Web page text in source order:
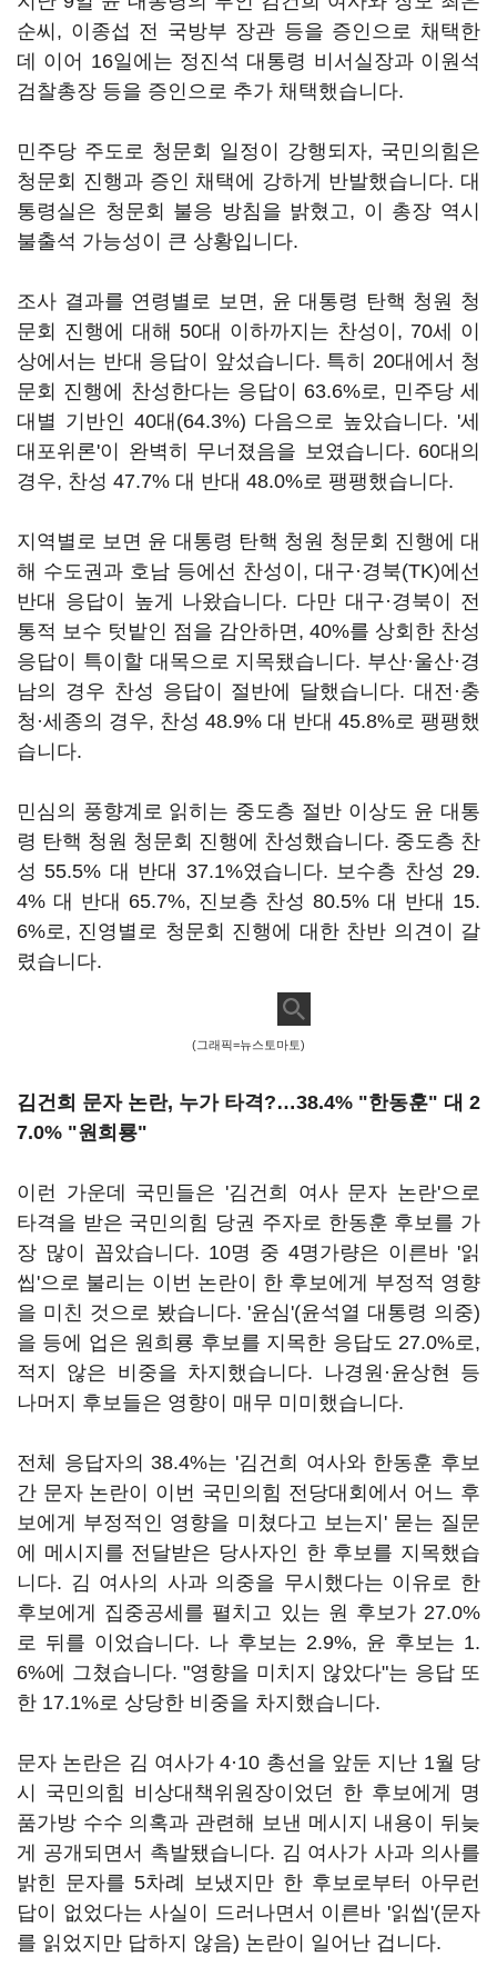
순씨, 이종섭 전 국방부 장관 등을 증인으로 채택한
데 이어 16일에는 정진석 대통령 비서실장과 이원석
검찰총장 등을 증인으로 추가 채택했습니다.
민주당 주도로 청문회 일정이 강행되자, 국민의힘은
청문회 진행과 증인 채택에 강하게 반발했습니다. 대
통령실은 청문회 불응 방침을 밝혔고, 이 총장 역시
불출석 가능성이 큰 상황입니다.
조사 결과를 연령별로 보면, 윤 대통령 탄핵 청원 청
문회 진행에 대해 50대 이하까지는 찬성이, 70세 이
상에서는 반대 응답이 앞섰습니다. 특히 20대에서 청
문회 진행에 찬성한다는 응답이 63.6%로, 민주당 세
대별 기반인 40대(64.3%) 다음으로 높았습니다. '세
대포위론'이 완벽히 무너졌음을 보였습니다. 60대의
경우, 찬성 47.7% 대 반대 48.0%로 팽팽했습니다.
지역별로 보면 윤 대통령 탄핵 청원 청문회 진행에 대
해 수도권과 호남 등에선 찬성이, 대구·경북(TK)에선
반대 응답이 높게 나왔습니다. 다만 대구·경북이 전
통적 보수 텃밭인 점을 감안하면, 40%를 상회한 찬성
응답이 특이할 대목으로 지목됐습니다. 부산·울산·경
남의 경우 찬성 응답이 절반에 달했습니다. 대전·충
청·세종의 경우, 찬성 48.9% 대 반대 45.8%로 팽팽했
습니다.
민심의 풍향계로 읽히는 중도층 절반 이상도 윤 대통
령 탄핵 청원 청문회 진행에 찬성했습니다. 중도층 찬
성 55.5% 대 반대 37.1%였습니다. 보수층 찬성 29.
4% 대 반대 65.7%, 진보층 찬성 80.5% 대 반대 15.
6%로, 진영별로 청문회 진행에 대한 찬반 의견이 갈
렸습니다.
(그래픽=뉴스토마토)
김건희 문자 논란, 누가 타격?…38.4% "한동훈" 대 2
7.0% "원희룡"
이런 가운데 국민들은 '김건희 여사 문자 논란'으로
타격을 받은 국민의힘 당권 주자로 한동훈 후보를 가
장 많이 꼽았습니다. 10명 중 4명가량은 이른바 '읽
씹'으로 불리는 이번 논란이 한 후보에게 부정적 영향
을 미친 것으로 봤습니다. '윤심'(윤석열 대통령 의중)
을 등에 업은 원희룡 후보를 지목한 응답도 27.0%로,
적지 않은 비중을 차지했습니다. 나경원·윤상현 등
나머지 후보들은 영향이 매무 미미했습니다.
전체 응답자의 38.4%는 '김건희 여사와 한동훈 후보
간 문자 논란이 이번 국민의힘 전당대회에서 어느 후
보에게 부정적인 영향을 미쳤다고 보는지' 묻는 질문
에 메시지를 전달받은 당사자인 한 후보를 지목했습
니다. 김 여사의 사과 의중을 무시했다는 이유로 한
후보에게 집중공세를 펼치고 있는 원 후보가 27.0%
로 뒤를 이었습니다. 나 후보는 2.9%, 윤 후보는 1.
6%에 그쳤습니다. "영향을 미치지 않았다"는 응답 또
한 17.1%로 상당한 비중을 차지했습니다.
문자 논란은 김 여사가 4·10 총선을 앞둔 지난 1월 당
시 국민의힘 비상대책위원장이었던 한 후보에게 명
품가방 수수 의혹과 관련해 보낸 메시지 내용이 뒤늦
게 공개되면서 촉발됐습니다. 김 여사가 사과 의사를
밝힌 문자를 5차례 보냈지만 한 후보로부터 아무런
답이 없었다는 사실이 드러나면서 이른바 '읽씹'(문자
를 읽었지만 답하지 않음) 논란이 일어난 겁니다.